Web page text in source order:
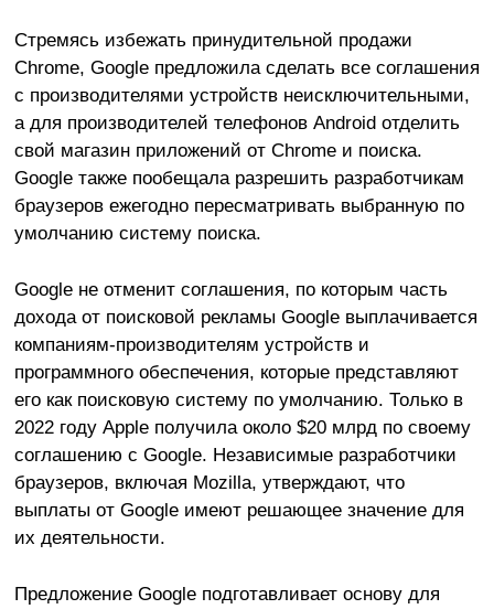
Стремясь избежать принудительной продажи
Chrome, Google предложила сделать все соглашения
с производителями устройств неисключительными,
а для производителей телефонов Android отделить
свой магазин приложений от Chrome и поиска.
Google также пообещала разрешить разработчикам
браузеров ежегодно пересматривать выбранную по
умолчанию систему поиска.
Google не отменит соглашения, по которым часть
дохода от поисковой рекламы Google выплачивается
компаниям-производителям устройств и
программного обеспечения, которые представляют
его как поисковую систему по умолчанию. Только в
2022 году Apple получила около $20 млрд по своему
соглашению с Google. Независимые разработчики
браузеров, включая Mozilla, утверждают, что
выплаты от Google имеют решающее значение для
их деятельности.
Предложение Google подготавливает основу для